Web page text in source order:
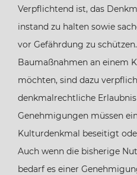
Verpflichtend ist, das
instand zu halten sowie
vor Gefährdung zu
Baumaßnahmen an einem
möchten, sind dazu
denkmalrechtliche
Genehmigungen müssen
Kulturdenkmal beseitigt
Auch wenn die bisherige
bedarf es einer